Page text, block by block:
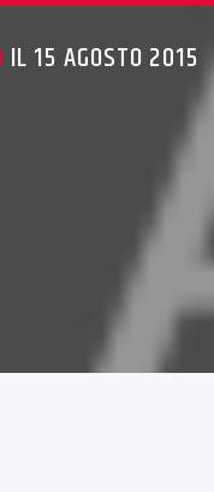
IL 15 AGOSTO 2015